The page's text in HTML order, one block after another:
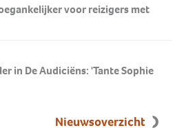
voor reizigers met
in De Audiciëns: 'Tante Sophie
Nieuwsoverzicht